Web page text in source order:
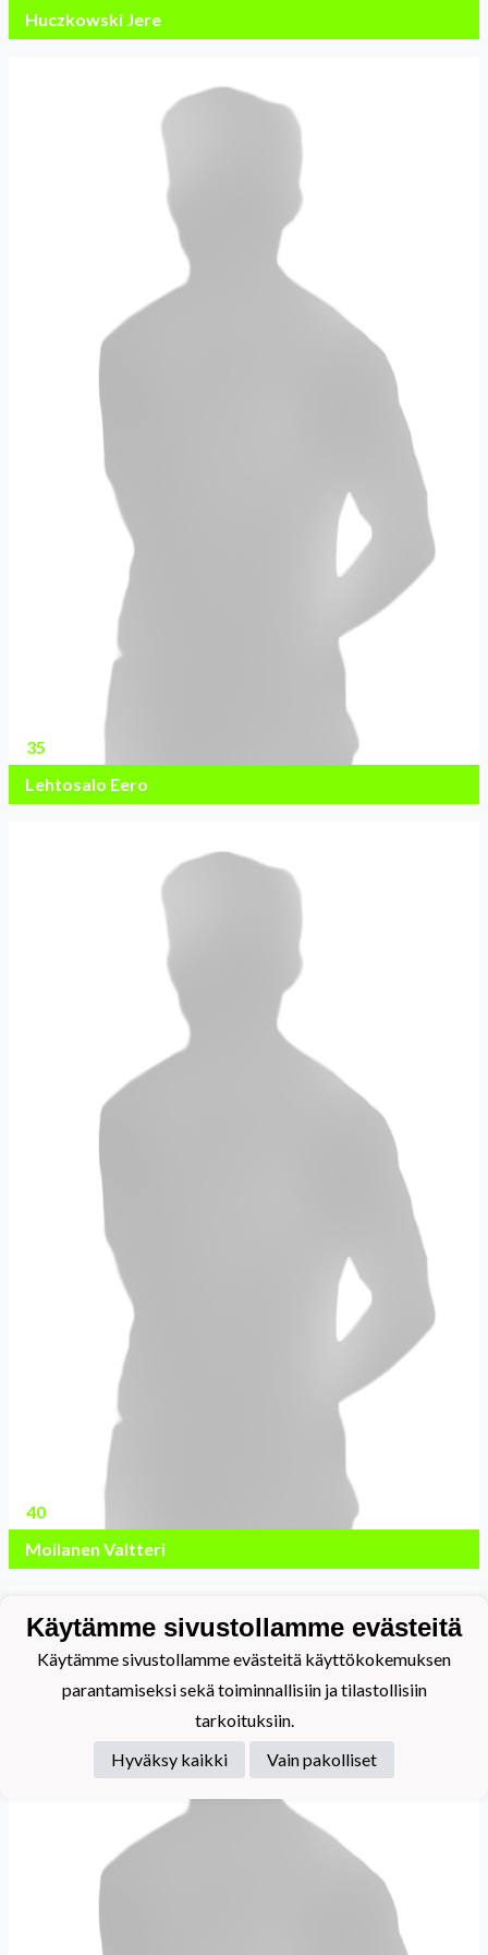
Huczkowski Jere
35
Lehtosalo Eero
40
Moilanen Valtteri
Käytämme sivustollamme evästeitä
Käytämme sivustollamme evästeitä käyttökokemuksen
parantamiseksi sekä toiminnallisiin ja tilastollisiin
tarkoituksiin.
Hyväksy kaikki
Vain pakolliset